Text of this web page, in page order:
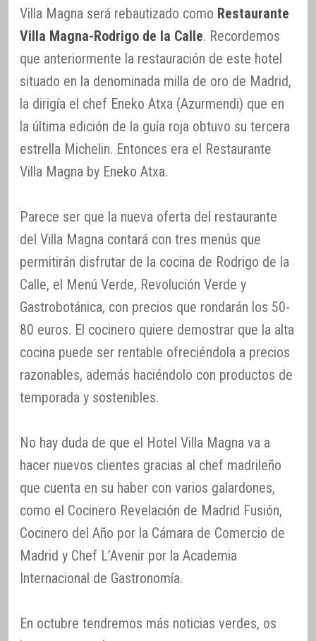
Villa Magna será rebautizado como Restaurante
Villa Magna-Rodrigo de la Calle. Recordemos
que anteriormente la restauración de este hotel
situado en la denominada milla de oro de Madrid,
la dirigía el chef Eneko Atxa (Azurmendi) que en
la última edición de la guía roja obtuvo su tercera
estrella Michelin. Entonces era el Restaurante
Villa Magna by Eneko Atxa.
Parece ser que la nueva oferta del restaurante
del Villa Magna contará con tres menús que
permitirán disfrutar de la cocina de Rodrigo de la
Calle, el Menú Verde, Revolución Verde y
Gastrobotánica, con precios que rondarán los 50-
80 euros. El cocinero quiere demostrar que la alta
cocina puede ser rentable ofreciéndola a precios
razonables, además haciéndolo con productos de
temporada y sostenibles.
No hay duda de que el Hotel Villa Magna va a
hacer nuevos clientes gracias al chef madrileño
que cuenta en su haber con varios galardones,
como el Cocinero Revelación de Madrid Fusión,
Cocinero del Año por la Cámara de Comercio de
Madrid y Chef L’Avenir por la Academia
Internacional de Gastronomía.
En octubre tendremos más noticias verdes, os